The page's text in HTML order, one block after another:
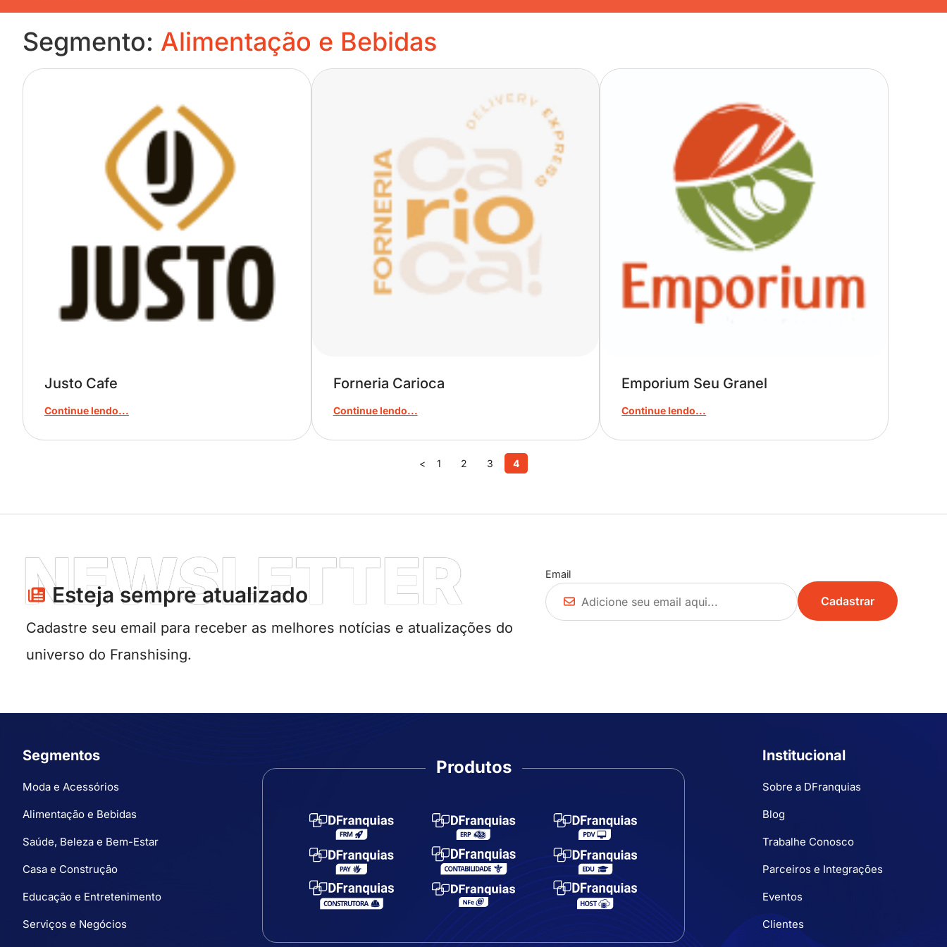
Segmento: Alimentação e Bebidas
Justo Cafe
Continue lendo...
Forneria Carioca
Continue lendo...
Emporium Seu Granel
Continue lendo...
< 1 2 3 4
NEWSLETTER
Esteja sempre atualizado​
Cadastre seu email para receber as melhores notícias e atualizações do
universo do Franshising.
Email
Segmentos
Moda e Acessórios
Alimentação e Bebidas
Saúde, Beleza e Bem-Estar
Casa e Construção
Educação e Entretenimento
Serviços e Negócios
Produtos
Institucional
Sobre a DFranquias
Blog
Trabalhe Conosco
Parceiros e Integrações
Eventos
Clientes